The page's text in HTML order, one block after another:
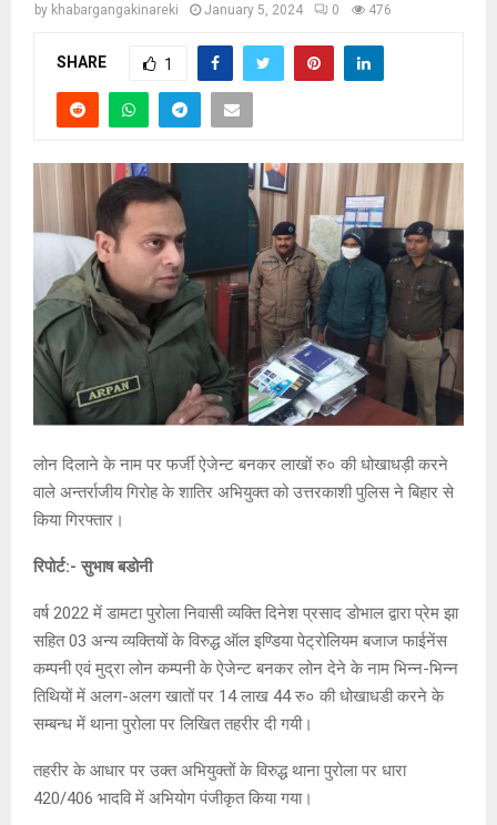
by khabargangakinareki January 5, 2024 0 476
SHARE 1
लोन दिलाने के नाम पर फर्जी ऐजेन्ट बनकर लाखों रु० की धोखाधड़ी करने
वाले अन्तर्राजीय गिरोह के शातिर अभियुक्त को उत्तरकाशी पुलिस ने बिहार से
किया गिरफ्तार।
रिपोर्ट:- सुभाष बडोनी
वर्ष 2022 में डामटा पुरोला निवासी व्यक्ति दिनेश प्रसाद डोभाल द्वारा प्रेम झा
सहित 03 अन्य व्यक्तियों के विरुद्ध ऑल इण्डिया पेट्रोलियम बजाज फाईनेंस
कम्पनी एवं मुद्रा लोन कम्पनी के ऐजेन्ट बनकर लोन देने के नाम भिन्न-भिन्न
तिथियों में अलग-अलग खातों पर 14 लाख 44 रु० की धोखाधडी करने के
सम्बन्ध में थाना पुरोला पर लिखित तहरीर दी गयी।
तहरीर के आधार पर उक्त अभियुक्तों के विरुद्ध थाना पुरोला पर धारा
420/406 भादवि में अभियोग पंजीकृत किया गया।